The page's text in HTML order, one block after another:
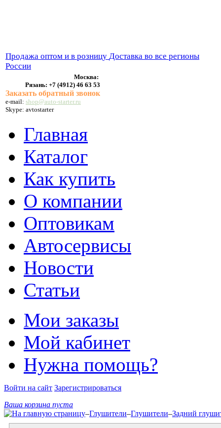
Продажа оптом и в розницу Доставка во все регионы
России
Москва:
Рязань: +7 (4912) 46 63 53
Заказать обратный звонок
e-mail: shop@auto-starter.ru
Skype: avtostarter
Главная
Каталог
Как купить
О компании
Оптовикам
Автосервисы
Новости
Статьи
Мои заказы
Мой кабинет
Нужна помощь?
Войти на сайт Зарегистрироваться
Ваша корзина пуста
–Глушители–Глушители–Задний